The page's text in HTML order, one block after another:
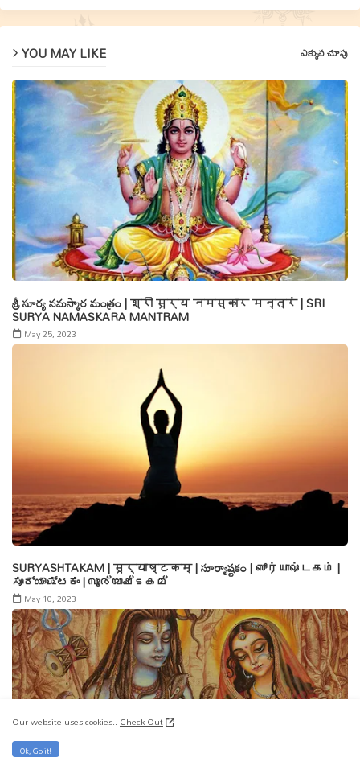
YOU MAY LIKE ఎక్కువ చూపు
శ్రీ సూర్య నమస్కార మంత్రం | श्री सूर्य नमस्कार मन्त्रं | SRI
SURYA NAMASKARA MANTRAM
May 25, 2023
SURYASHTAKAM | सूर्याष्टकम् | సూర్యాష్టకం | ஸூர்யாஷ்டகம் |
ಸೂರ್ಯಾಷ್ಟಕಂ | സൂര്യാഷ്ടകമ്
May 10, 2023
Our website uses cookies..Check Out
Ok, Go it!